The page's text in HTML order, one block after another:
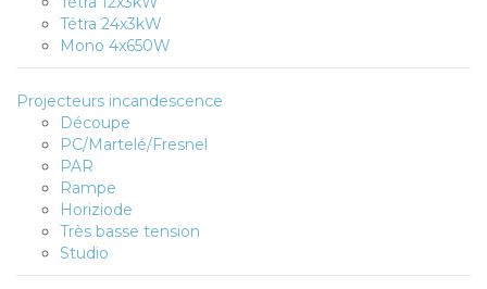
Tétra 24x3kW
Mono 4x650W
Projecteurs incandescence
Découpe
PC/Martelé/Fresnel
PAR
Rampe
Horiziode
Très basse tension
Studio